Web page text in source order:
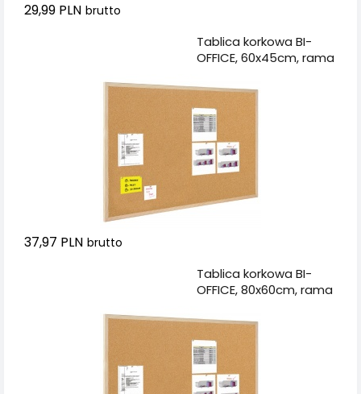
29,99 PLN brutto
Tablica korkowa BI-
OFFICE, 60x45cm, rama
37,97 PLN brutto
Tablica korkowa BI-
OFFICE, 80x60cm, rama